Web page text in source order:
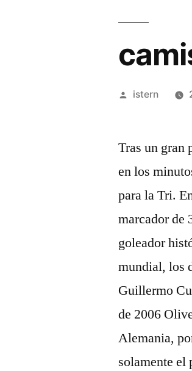
Publicado
istern
Tras un gran
en los
para la Tri.
marcador de
goleador
mundial, los
Guillermo
de 2006
Alemania,
solamente el